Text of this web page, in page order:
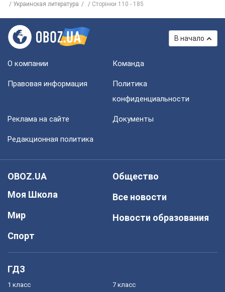
Украинская литература
Сторінки 110 - 185
В начало
О компании Команда
Правовая информация
Политика
конфиденциальности
Реклама на сайте Документы
Редакционная политика
OBOZ.UA
Моя Школа
Мир
Спорт
Общество
Все новости
Новости образования
ГДЗ
1 класс 7 класс